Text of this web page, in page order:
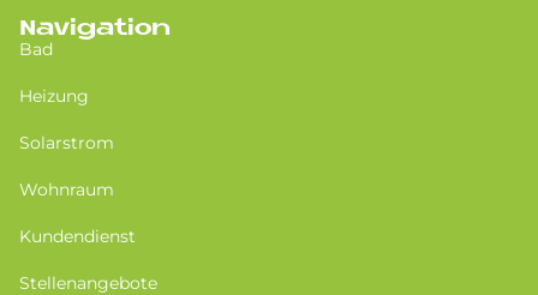
Navigation
Bad
Heizung
Solarstrom
Wohnraum
Kundendienst
Stellenangebote